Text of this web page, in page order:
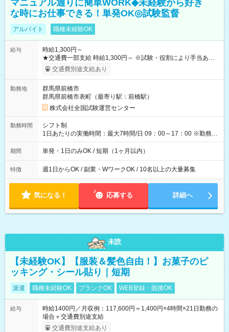
マニュアル通りに簡単WORK◆未経験から好き
な時にお仕事できる！単発OK◎試験監督
アルバイト 職種未経験OK
給与
時給1,300円～
★交通費一部支給 時給1,300円～ ※試験・役割により手当あり
※勤務回数により昇給あり 【即給（前払い）オプションあ
り！】 希望される場合、勤務から1週間ほどで給与の一部を受け
例】 ・河合塾模擬試験 8:30～17:30（休憩1時間） 時給1,300円
×8時間＝日収10,400円＋交通費 ※当日の役割により時給＋100
円の場合あり ・国家試験 7:00～13:30（休憩なし） 時給1,300
円（役割手当＋100円）×6時間＝日収8,400円＋交通費 【試用期
間】試用期間なし
交通費別途支給あり
勤務地
群馬県前橋市
群馬県前橋市表町（最寄り駅：前橋駅）
株式会社全国試験運営センター
勤務時間
シフト制
1日あたりの実働時間：最大7時間/日 09：00～17：00 ※勤務時
間は 試験により異なります。
期間 単発・1日のみOK / 短期（1ヶ月以内）
特徴 週1日からOK / 副業・WワークOK / 10名以上の大量募集
気になる！ 応募する 詳細へ
未読
【未経験OK】【服装＆髪色自由！】お菓子のピ
ッキング・シール貼り｜短期
派遣 職種未経験OK ブランクOK WEB登録・面接OK
給与
時給1400円／月収例：117,600円＝1,400円×4時間×21日勤務の
場合＋交通費別途支給
交通費別途支給あり